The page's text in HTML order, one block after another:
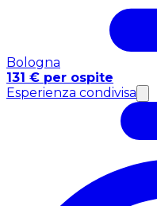
Bologna
131 € per ospite
Esperienza condivisa